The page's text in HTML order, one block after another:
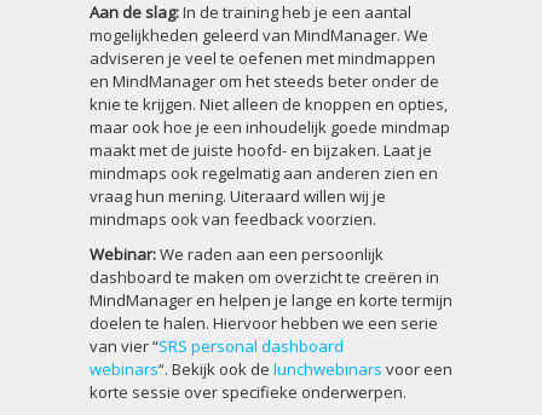
Aan de slag:In de training heb je een aantal
mogelijkheden geleerd van MindManager. We
adviseren je veel te oefenen met mindmappen
en MindManager om het steeds beter onder de
knie te krijgen. Niet alleen de knoppen en opties,
maar ook hoe je een inhoudelijk goede mindmap
maakt met de juiste hoofd- en bijzaken. Laat je
mindmaps ook regelmatig aan anderen zien en
vraag hun mening. Uiteraard willen wij je
mindmaps ook van feedback voorzien.
Webinar:We raden aan een persoonlijk
dashboard te maken om overzicht te creëren in
MindManager en helpen je lange en korte termijn
doelen te halen. Hiervoor hebben we een serie
van vier “SRS personal dashboard
webinars“. Bekijk ook de lunchwebinars voor een
korte sessie over specifieke onderwerpen.